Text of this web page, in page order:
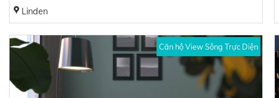
Linden
Căn hộ View Sông Trực Diện